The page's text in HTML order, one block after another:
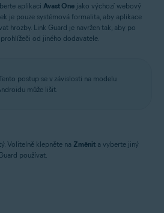
aplikaci Avast One jako výchozí webový
je pouze systémová formalita, aby aplikace
hrozby. Link Guard je navržen tak, aby po
od jiného dodavatele.
Tento postup se v závislosti na modelu
může lišit.
Volitelně klepněte na Změnit a vyberte jiný
používat.